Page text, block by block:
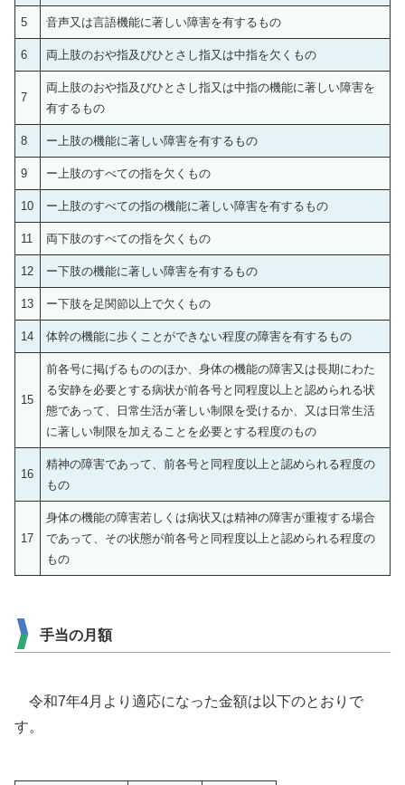
5 音声又は言語機能に著しい障害を有するもの
6 両上肢のおや指及びひとさし指又は中指を欠くもの
7
両上肢のおや指及びひとさし指又は中指の機能に著しい障害を
有するもの
8 ー上肢の機能に著しい障害を有するもの
9 ー上肢のすべての指を欠くもの
10 ー上肢のすべての指の機能に著しい障害を有するもの
11 両下肢のすべての指を欠くもの
12 ー下肢の機能に著しい障害を有するもの
13 ー下肢を足関節以上で欠くもの
14 体幹の機能に歩くことができない程度の障害を有するもの
15
前各号に掲げるもののほか、身体の機能の障害又は長期にわた
る安静を必要とする病状が前各号と同程度以上と認められる状
態であって、日常生活が著しい制限を受けるか、又は日常生活
に著しい制限を加えることを必要とする程度のもの
16
精神の障害であって、前各号と同程度以上と認められる程度の
もの
17
身体の機能の障害若しくは病状又は精神の障害が重複する場合
であって、その状態が前各号と同程度以上と認められる程度の
もの
手当の月額
令和7年4月より適応になった金額は以下のとおりで
す。